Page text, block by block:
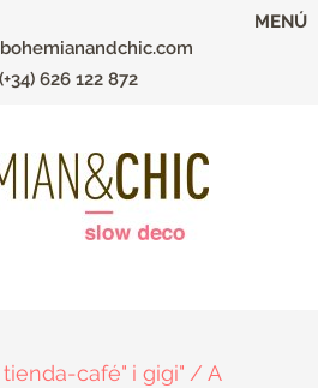
626 122 872
MENÚ
café" i gigi" / A